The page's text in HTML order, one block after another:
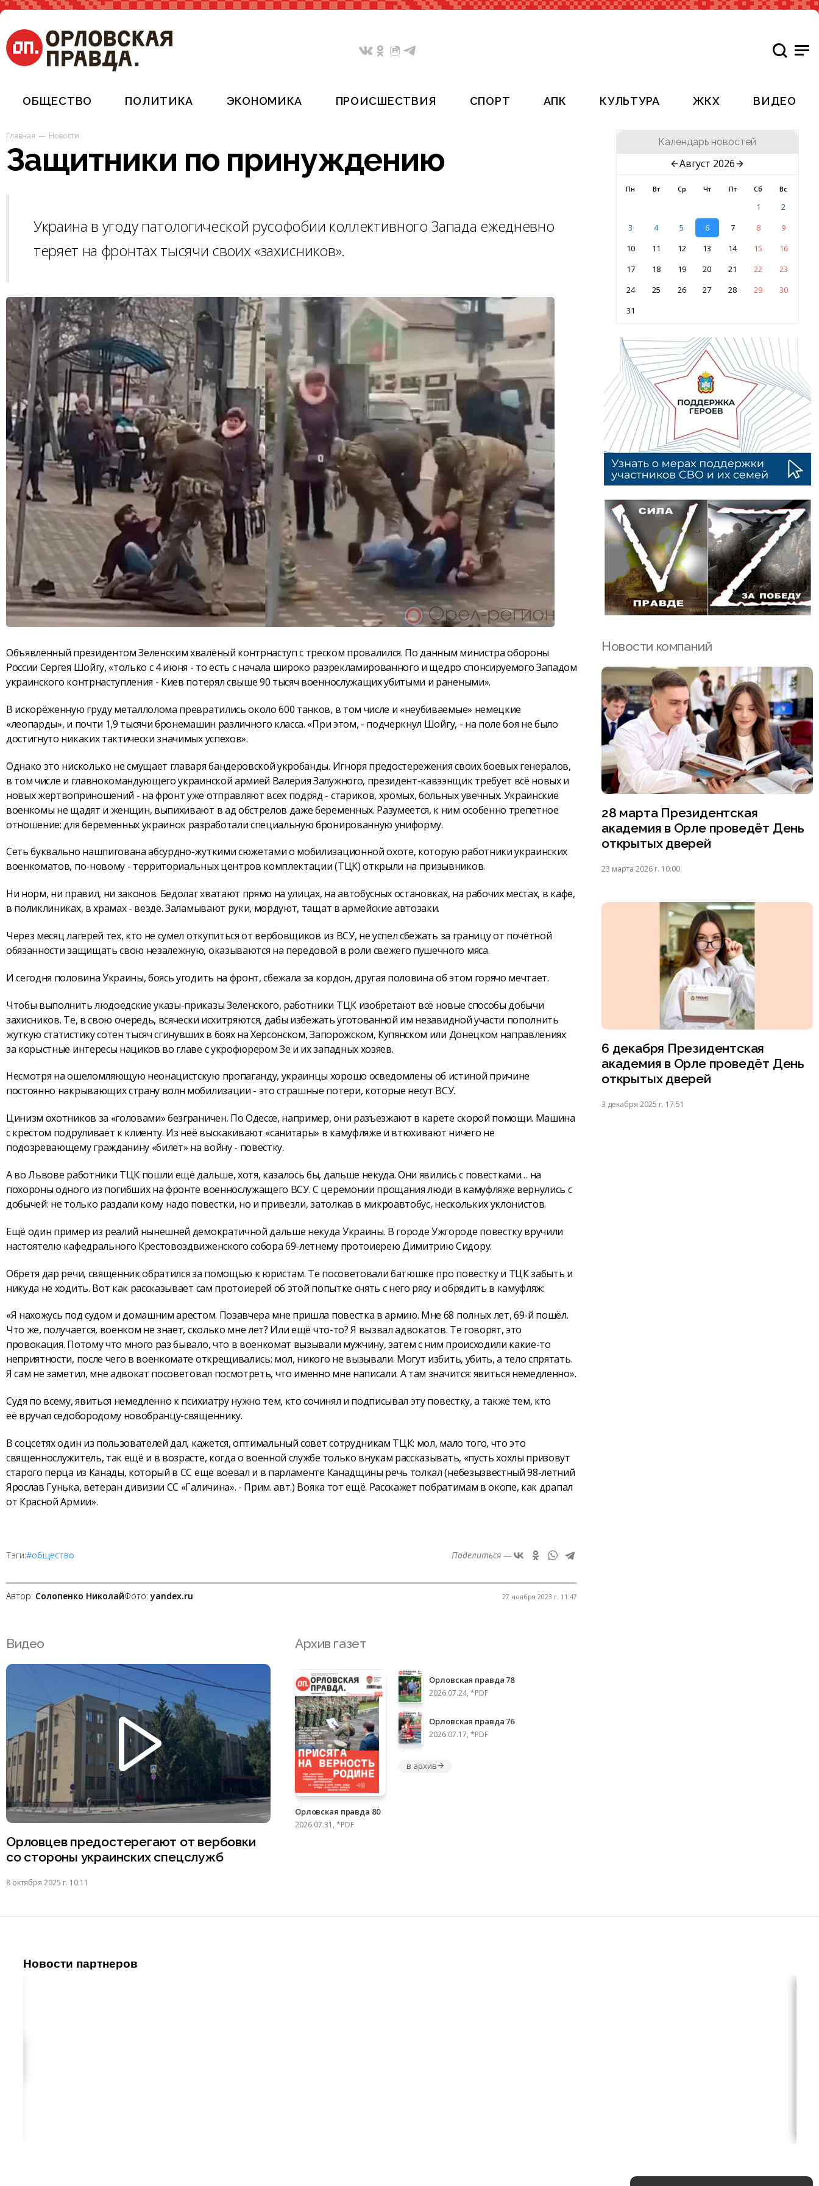
ОБЩЕСТВО ПОЛИТИКА ЭКОНОМИКА ПРОИСШЕСТВИЯ СПОРТ АПК КУЛЬТУРА ЖКХ ВИДЕО
Главная Новости
Защитники по принуждению
Украина в угоду патологической русофобии коллективного Запада ежедневно
теряет на фронтах тысячи своих «захисников».
Объявленный президентом Зеленским хвалёный контрнаступ с треском провалился. По данным министра обороны
России Сергея Шойгу, «только с 4 июня - то есть с начала широко разрекламированного и щедро спонсируемого Западом
украинского контрнаступления - Киев потерял свыше 90 тысяч военнослужащих убитыми и ранеными».
В искорёженную груду металлолома превратились около 600 танков, в том числе и «неубиваемые» немецкие
«леопарды», и почти 1,9 тысячи бронемашин различного класса. «При этом, - подчеркнул Шойгу, - на поле боя не было
достигнуто никаких тактически значимых успехов».
Однако это нисколько не смущает главаря бандеровской укробанды. Игноря предостережения своих боевых генералов,
в том числе и главнокомандующего украинской армией Валерия Залужного, президент-кавээнщик требует всё новых и
новых жертвоприношений - на фронт уже отправляют всех подряд - стариков, хромых, больных увечных. Украинские
военкомы не щадят и женщин, выпихивают в ад обстрелов даже беременных. Разумеется, к ним особенно трепетное
отношение: для беременных украинок разработали специальную бронированную униформу.
Сеть буквально нашпигована абсурдно-жуткими сюжетами о мобилизационной охоте, которую работники украинских
военкоматов, по-новому - территориальных центров комплектации (ТЦК) открыли на призывников.
Ни норм, ни правил, ни законов. Бедолаг хватают прямо на улицах, на автобусных остановках, на рабочих местах, в кафе,
в поликлиниках, в храмах - везде. Заламывают руки, мордуют, тащат в армейские автозаки.
Через месяц лагерей тех, кто не сумел откупиться от вербовщиков из ВСУ, не успел сбежать за границу от почётной
обязанности защищать свою незалежную, оказываются на передовой в роли свежего пушечного мяса.
И сегодня половина Украины, боясь угодить на фронт, сбежала за кордон, другая половина об этом горячо мечтает.
Чтобы выполнить людоедские указы-приказы Зеленского, работники ТЦК изобретают всё новые способы добычи
захисников. Те, в свою очередь, всячески исхитряются, дабы избежать уготованной им незавидной участи пополнить
жуткую статистику сотен тысяч сгинувших в боях на Херсонском, Запорожском, Купянском или Донецком направлениях
за корыстные интересы нациков во главе с укрофюрером Зе и их западных хозяев.
Несмотря на ошеломляющую неонацистскую пропаганду, украинцы хорошо осведомлены об истиной причине
постоянно накрывающих страну волн мобилизации - это страшные потери, которые несут ВСУ.
Цинизм охотников за «головами» безграничен. По Одессе, например, они разъезжают в карете скорой помощи. Машина
с крестом подруливает к клиенту. Из неё выскакивают «санитары» в камуфляже и втюхивают ничего не
подозревающему гражданину «билет» на войну - повестку.
А во Львове работники ТЦК пошли ещё дальше, хотя, казалось бы, дальше некуда. Они явились с повестками… на
похороны одного из погибших на фронте военнослужащего ВСУ. С церемонии прощания люди в камуфляже вернулись с
добычей: не только раздали кому надо повестки, но и привезли, затолкав в микроавтобус, нескольких уклонистов.
Ещё один пример из реалий нынешней демократичной дальше некуда Украины. В городе Ужгороде повестку вручили
настоятелю кафедрального Крестовоздвиженского собора 69-летнему протоиерею Димитрию Сидору.
Обретя дар речи, священник обратился за помощью к юристам. Те посоветовали батюшке про повестку и ТЦК забыть и
никуда не ходить. Вот как рассказывает сам протоиерей об этой попытке снять с него рясу и обрядить в камуфляж:
«Я нахожусь под судом и домашним арестом. Позавчера мне пришла повестка в армию. Мне 68 полных лет, 69-й пошёл.
Что же, получается, военком не знает, сколько мне лет? Или ещё что-то? Я вызвал адвокатов. Те говорят, это
провокация. Потому что много раз бывало, что в военкомат вызывали мужчину, затем с ним происходили какие-то
неприятности, после чего в военкомате открещивались: мол, никого не вызывали. Могут избить, убить, а тело спрятать.
Я сам не заметил, мне адвокат посоветовал посмотреть, что именно мне написали. А там значится: явиться немедленно».
Судя по всему, явиться немедленно к психиатру нужно тем, кто сочинял и подписывал эту повестку, а также тем, кто
её вручал седобородому новобранцу-священнику.
В соцсетях один из пользователей дал, кажется, оптимальный совет сотрудникам ТЦК: мол, мало того, что это
священнослужитель, так ещё и в возрасте, когда о военной службе только внукам рассказывать, «пусть хохлы призовут
старого перца из Канады, который в СС ещё воевал и в парламенте Канадщины речь толкал (небезызвестный 98-летний
Ярослав Гунька, ветеран дивизии СС «Галичина». - Прим. авт.) Вояка тот ещё. Расскажет побратимам в окопе, как драпал
от Красной Армии».
Тэги:#общество Поделиться —
Автор: Солопенко НиколайФото: yandex.ru 27 ноября 2023 г. 11:47
Календарь новостей
Август 2026
Пн Вт Ср Чт Пт Сб Вс
1
2
3
4 5 6 7 8
9
10
11 12 13 14 15
16
17
18 19 20 21 22
23
24
25 26 27 28 29
30
31
Новости компаний
28 марта Президентская
академия в Орле проведёт День
открытых дверей
23 марта 2026 г. 10:00
6 декабря Президентская
академия в Орле проведёт День
открытых дверей
3 декабря 2025 г. 17:51
Видео
Орловцев предостерегают от вербовки
со стороны украинских спецслужб
8 октября 2025 г. 10:11
Архив газет
Орловская правда 80
2026.07.31, *PDF
Орловская правда 78
2026.07.24, *PDF
Орловская правда 76
2026.07.17, *PDF
в архив
Новости партнеров